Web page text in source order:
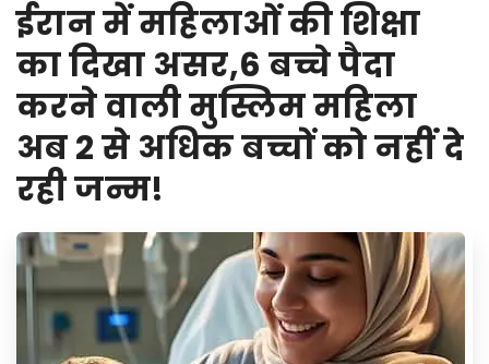
ईरान में महिलाओं की शिक्षा
का दिखा असर,6 बच्चे पैदा
करने वाली मुस्लिम महिला
अब 2 से अधिक बच्चों को नहीं दे
रही जन्म!